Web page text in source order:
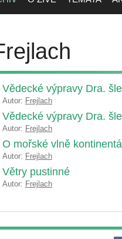
Vědecké výpravy Dra.
Autor: Frejlach
Vědecké výpravy Dra.
Autor: Frejlach
O mořské vlně
Autor: Frejlach
Větry pustinné
Autor: Frejlach